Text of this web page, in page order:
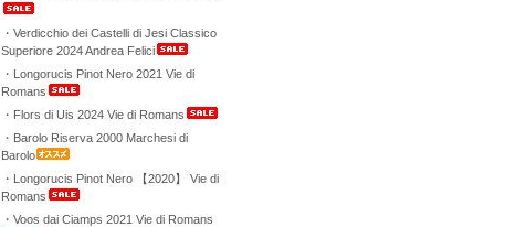
・Verdicchio dei Castelli di Jesi Classico
Superiore 2024 Andrea Felici
・Longorucis Pinot Nero 2021 Vie di
Romans
・Flors di Uis 2024 Vie di Romans
・Barolo Riserva 2000 Marchesi di
Barolo
・Longorucis Pinot Nero 【2020】 Vie di
Romans
・Voos dai Ciamps 2021 Vie di Romans